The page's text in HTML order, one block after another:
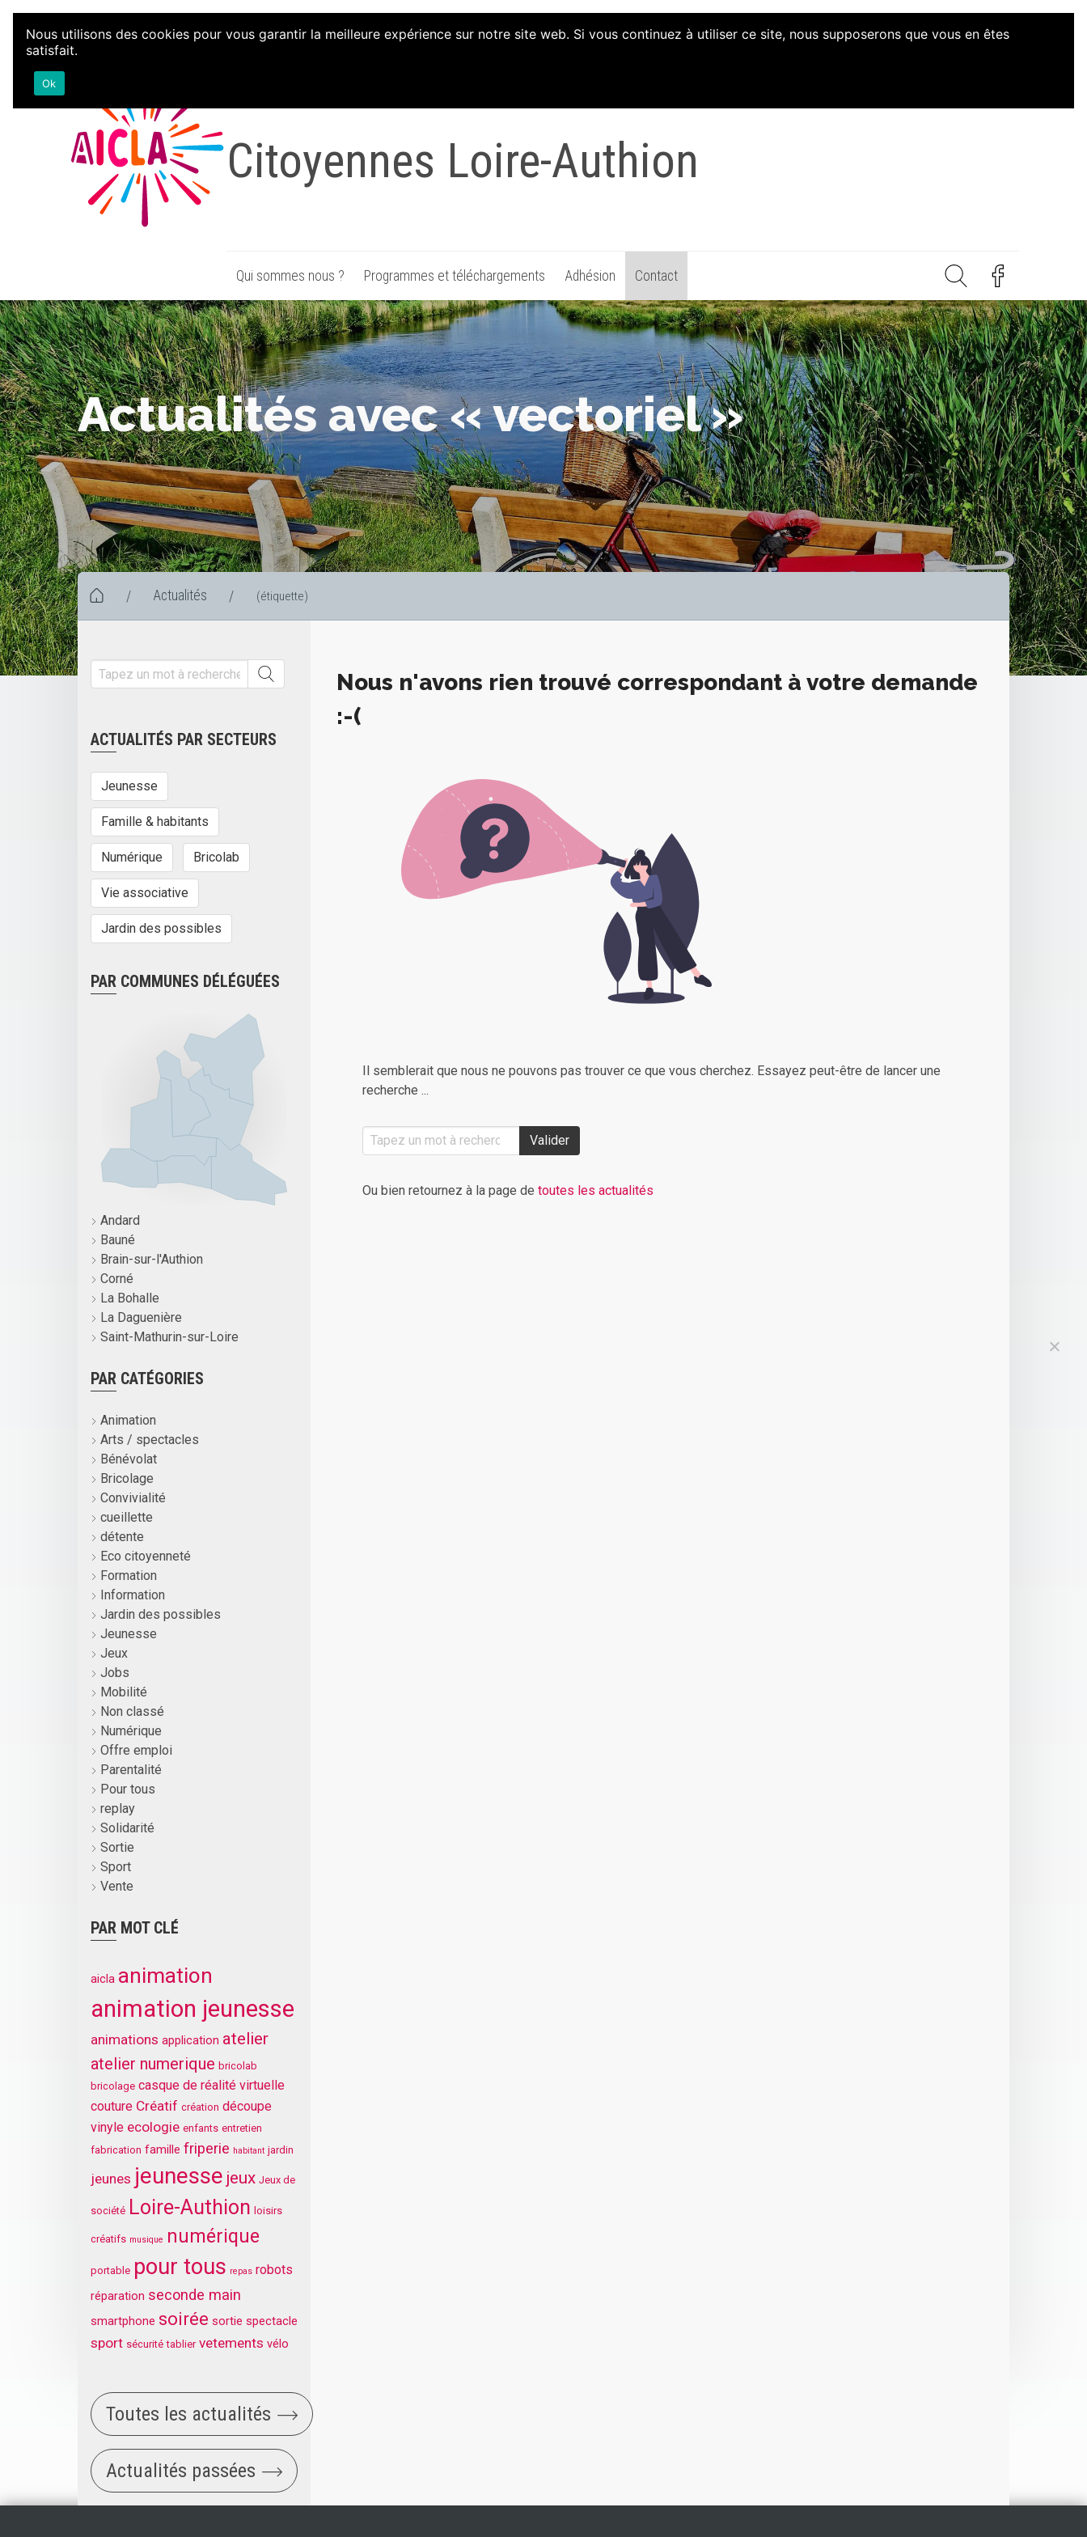
Aller au contenu
Citoyennes Loire-Authion
Qui sommes nous ? Programmes et téléchargements Adhésion Contact
Actualités avec « vectoriel »
/ Actualités / (étiquette)
ACTUALITÉS PAR SECTEURS
Jeunesse
Famille & habitants
Numérique Bricolab
Vie associative
Jardin des possibles
PAR COMMUNES DÉLÉGUÉES
Andard
Bauné
Brain-sur-l'Authion
Corné
La Bohalle
La Daguenière
Saint-Mathurin-sur-Loire
PAR CATÉGORIES
Animation
Arts / spectacles
Bénévolat
Bricolage
Convivialité
cueillette
détente
Eco citoyenneté
Formation
Information
Jardin des possibles
Jeunesse
Jeux
Jobs
Mobilité
Non classé
Numérique
Offre emploi
Parentalité
Pour tous
replay
Solidarité
Sortie
Sport
Vente
PAR MOT CLÉ
aicla animation
animation jeunesse
animations application atelier
atelier numerique bricolab
bricolage casque de réalité virtuelle
couture Créatif création découpe
vinyle ecologie enfants entretien
fabrication famille friperie habitant jardin
jeunes jeunesse jeux Jeux de
société Loire-Authion loisirs
créatifs musique numérique
portable pour tous repas robots
réparation seconde main
smartphone soirée sortie spectacle
sport sécurité tablier vetements vélo
Toutes les actualités
Actualités passées
Nous n'avons rien trouvé correspondant à votre demande
:-(
Il semblerait que nous ne pouvons pas trouver ce que vous cherchez. Essayez peut-être de lancer une
recherche ...
Valider
Ou bien retournez à la page de toutes les actualités
Nous utilisons des cookies pour vous garantir la meilleure expérience sur notre site web. Si vous continuez à utiliser ce site, nous supposerons que vous en êtes
satisfait.
Ok